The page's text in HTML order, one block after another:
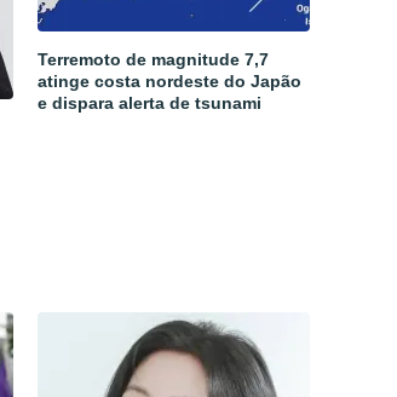
Terremoto de magnitude 7,7
atinge costa nordeste do Japão
e dispara alerta de tsunami